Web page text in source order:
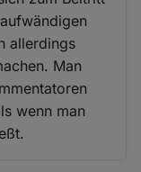
allerdings
Man
wenn man